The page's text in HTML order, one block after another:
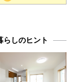
らしのヒント